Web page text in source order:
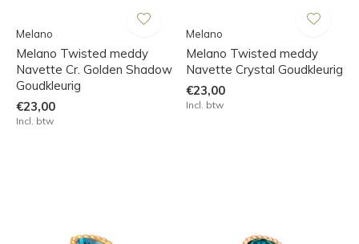
Melano
Melano Twisted meddy
Navette Cr. Golden Shadow
Goudkleurig
€23,00
Incl. btw
Melano
Melano Twisted meddy
Navette Crystal Goudkleurig
€23,00
Incl. btw